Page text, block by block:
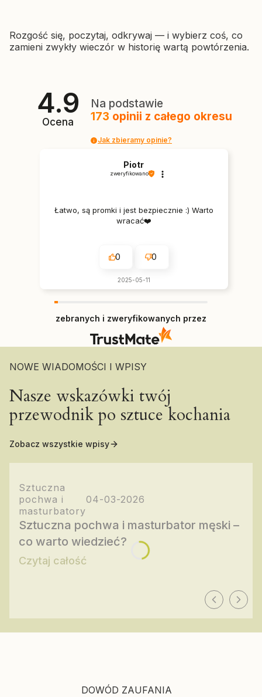
Rozgość się, poczytaj, odkrywaj — i wybierz coś, co
zamieni zwykły wieczór w historię wartą powtórzenia.
4.9
Ocena
Na podstawie
173 opinii z całego okresu
Jak zbieramy opinie?
Piotr
zweryfikowano
Łatwo, są promki i jest bezpiecznie :) Warto
wracać❤️
0 0
2025-05-11
zebranych i zweryfikowanych przez
NOWE WIADOMOŚCI I WPISY
Nasze wskazówki twój
przewodnik po sztuce kochania
Zobacz wszystkie wpisy
Sztuczna
pochwa i
masturbatory
04-03-2026
Sztuczna pochwa i masturbator męski –
co warto wiedzieć?
Czytaj całość
DOWÓD ZAUFANIA